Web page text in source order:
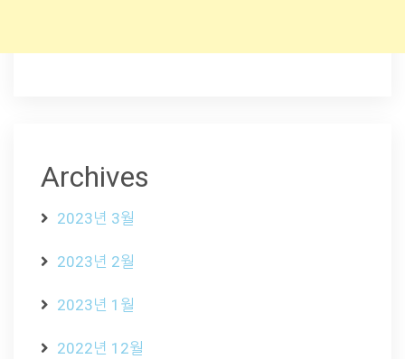
Archives
2023년 3월
2023년 2월
2023년 1월
2022년 12월